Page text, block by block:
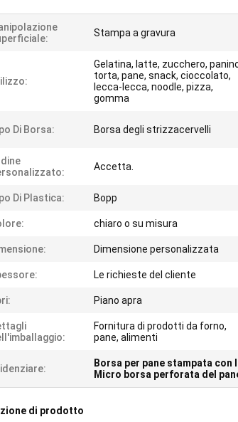
Stampa a gravura
Gelatina, latte, zucchero,
torta, pane, snack, cioccolato,
lecca-lecca, noodle, pizza,
gomma
Di Borsa: Borsa degli strizzacervelli
Accetta.
Di Plastica: Bopp
chiaro o su misura
Dimensione personalizzata
Le richieste del cliente
Piano apra
Fornitura di prodotti da forno,
pane, alimenti
Borsa per pane stampata
Micro borsa perforata del
di prodotto